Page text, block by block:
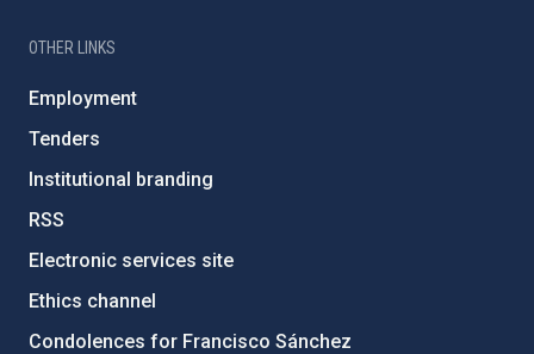
OTHER LINKS
Employment
Tenders
Institutional branding
RSS
Electronic services site
Ethics channel
Condolences for Francisco Sánchez